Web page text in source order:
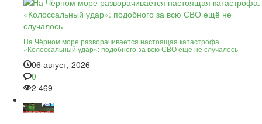
На Чёрном море разворачивается настоящая катастрофа.
«Колоссальный удар»: подобного за всю СВО ещё не случалось
06 август, 2026
0
2 469